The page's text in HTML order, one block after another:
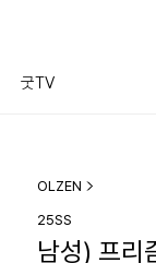
굿TV
OLZEN
25SS
남성) 프리